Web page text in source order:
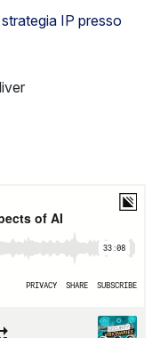
IP presso